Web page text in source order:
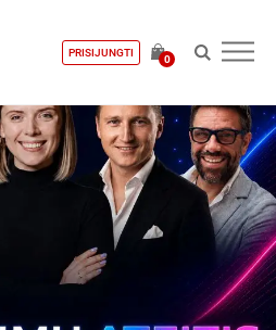
PRISIJUNGTI
0